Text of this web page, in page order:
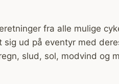
fra alle mulige
ud på eventyr med
slud, sol, modvind og